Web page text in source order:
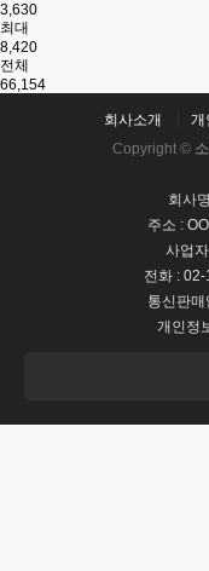
3,630
최대
8,420
전체
66,154
회사소개 개
Copyright ©
회사
주소 :
사업
전화 :
통신판
개인정